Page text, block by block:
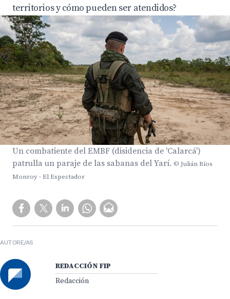
territorios y cómo pueden ser atendidos?
Un combatiente del EMBF (disidencia de 'Calarcá')
patrulla un paraje de las sabanas del Yarí. © Julián Ríos
Monroy - El Espectador
AUTORE/AS
REDACCIÓN FIP
Redacción